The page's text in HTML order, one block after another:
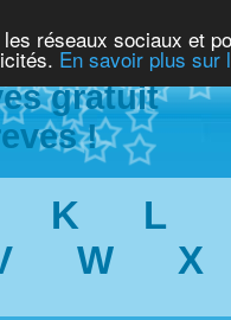
réseaux sociaux et
En savoir plus sur
gratuit
!
K
L
W
X